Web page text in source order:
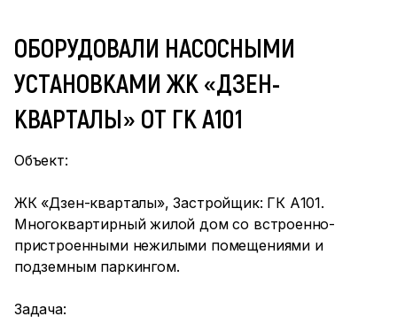
ОБОРУДОВАЛИ НАСОСНЫМИ
УСТАНОВКАМИ ЖК «ДЗЕН-
КВАРТАЛЫ» ОТ ГК А101
Объект:
ЖК «Дзен-кварталы», Застройщик: ГК А101.
Многоквартирный жилой дом со встроенно-
пристроенными нежилыми помещениями и
подземным паркингом.
Задача: